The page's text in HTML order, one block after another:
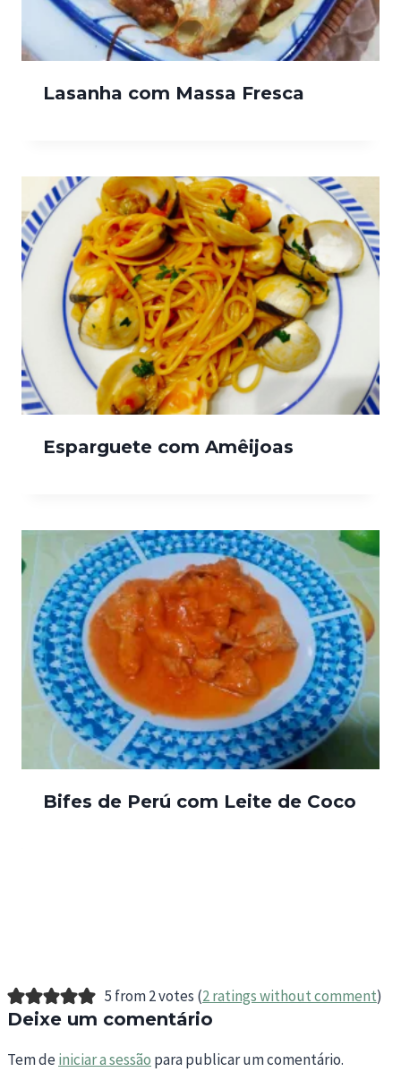
Lasanha com Massa Fresca
Esparguete com Amêijoas
Bifes de Perú com Leite de Coco
5 from 2 votes (2 ratings without comment)
Deixe um comentário
Tem deiniciar a sessão para publicar um comentário.